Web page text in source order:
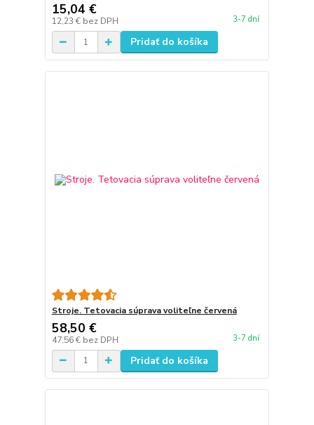
15,04 €
12,23 € bez DPH 3-7 dní
Pridať do košíka
Stroje. Tetovacia súprava voliteľne červená
58,50 €
47,56 € bez DPH 3-7 dní
Pridať do košíka